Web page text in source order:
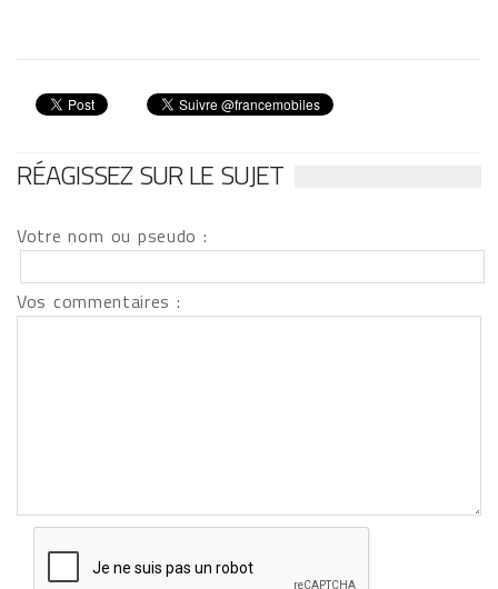
RÉAGISSEZ SUR LE SUJET
Votre nom ou pseudo :
Vos commentaires :